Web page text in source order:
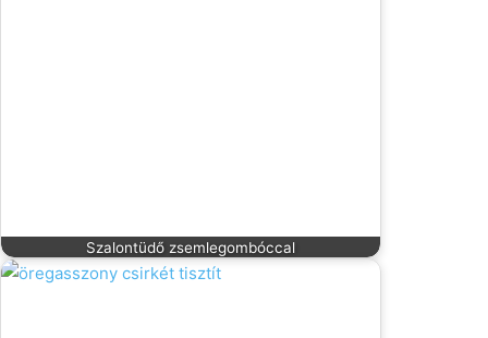
Szalontüdő zsemlegombóccal